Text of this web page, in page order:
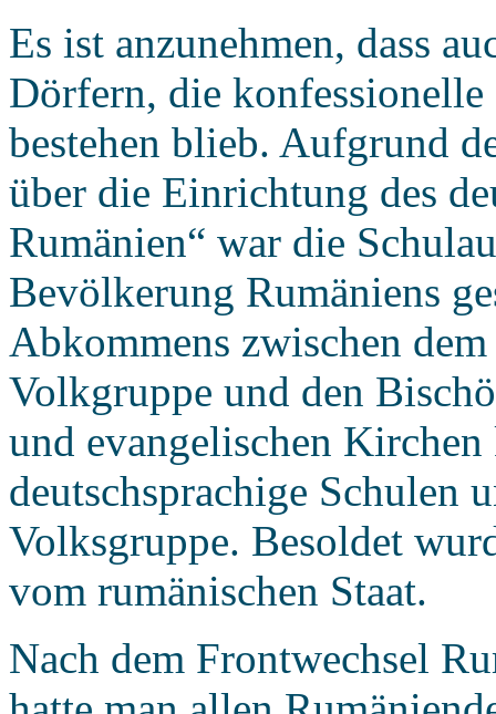
Es ist anzunehmen, dass
Dörfern, die
bestehen blieb. Aufgrund
über die Einrichtung des
Rumänien“ war die
Bevölkerung Rumäniens
Abkommens zwischen
Volkgruppe und den
und evangelischen
deutschsprachige Schulen
Volksgruppe. Besoldet
vom rumänischen Staat.
Nach dem Frontwechsel